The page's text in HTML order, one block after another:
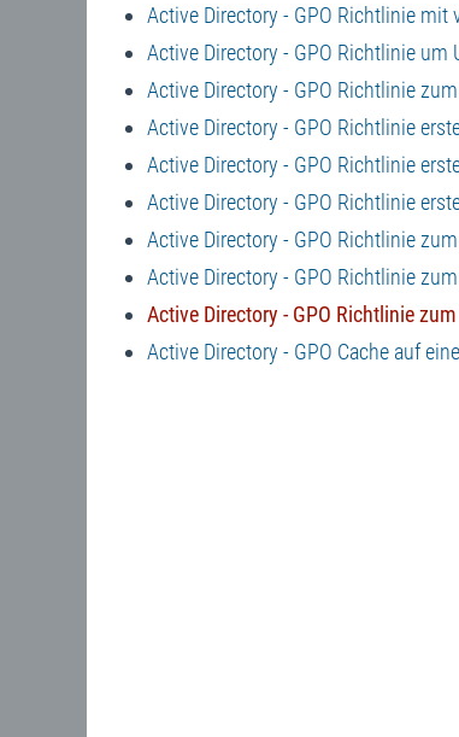
Active Directory - GPO Richtlinie mit
Active Directory - GPO Richtlinie um
Active Directory - GPO Richtlinie
Active Directory - GPO Richtlinie
Active Directory - GPO Richtlinie
Active Directory - GPO Richtlinie
Active Directory - GPO Richtlinie
Active Directory - GPO Richtlinie
Active Directory - GPO Richtlinie
Active Directory - GPO Cache auf